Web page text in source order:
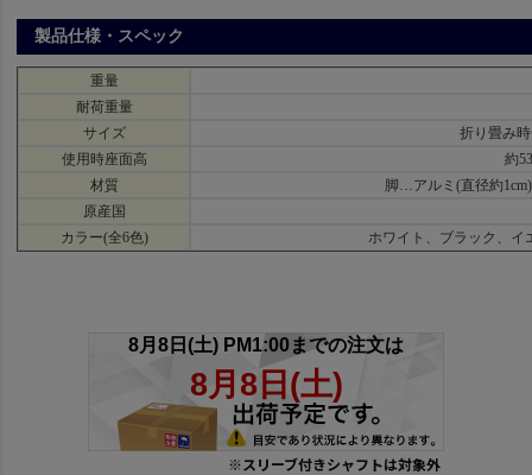
製品仕様・スペック
重量
耐荷重量
サイズ
折り畳み
使用時座面高
約
材質
脚…アルミ(直径約
原産国
カラー(全6色)
ホワイト、ブラック、イ
※スリーブ付きシャフトは対象外